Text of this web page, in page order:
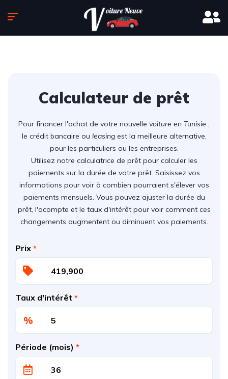
Calculateur de prêt
Pour financer l'achat de votre nouvelle voiture en Tunisie ,
le crédit bancaire ou leasingest la meilleure alternative,
pour les particuliers ou les entreprises.
Utilisez notre calculatrice de prêt pour calculer les
paiements sur la durée de votre prêt. Saisissez vos
informations pour voir à combien pourraient s'élever vos
paiements mensuels. Vous pouvez ajuster la durée du
prêt, l'acompte et le taux d'intérêt pour voir comment ces
changements augmentent ou diminuent vos paiements.
Prix *
Taux d'intérêt *
%
Période (mois) *